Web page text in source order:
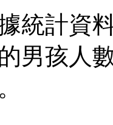
統計資
男孩人